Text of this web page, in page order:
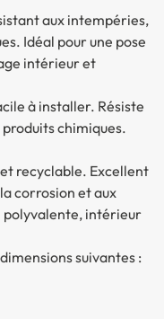
aux intempéries,
Idéal pour une pose
intérieur et
à installer. Résiste
chimiques.
recyclable. Excellent
corrosion et aux
polyvalente, intérieur
suivantes :